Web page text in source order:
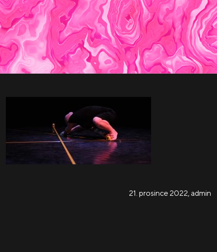
21. prosince 2022, admin